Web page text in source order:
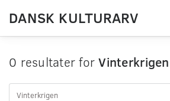
DANSK KULTURARV
0 resultater forVinterkrigen